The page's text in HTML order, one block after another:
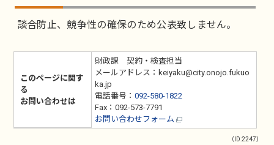
談合防止、競争性の確保のため公表致しません。
このページに関す
る
お問い合わせは
財政課 契約・検査担当
メールアドレス：keiyaku@city.onojo.fukuo
ka.jp
電話番号： 092-580-1822
Fax：092-573-7791
お問い合わせフォーム
（ID:2247）